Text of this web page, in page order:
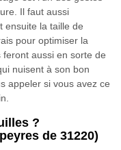
Il faut aussi
ensuite la taille de
pour optimiser la
aussi en sorte de
nuisent à son bon
appeler si vous avez ce
?
de 31220)